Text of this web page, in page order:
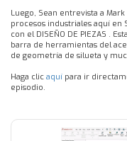
Luego, Sean entrevista a
procesos industriales aquí en
con el DISEÑO DE PIEZAS .
barra de herramientas del
de geometría de silueta y
Haga clic aquí para ir
episodio.